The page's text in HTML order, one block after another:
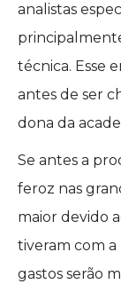
analistas
técnica. Esse
antes de ser
dona da
Se antes a
feroz nas
maior devido
tiveram com a
gastos serão